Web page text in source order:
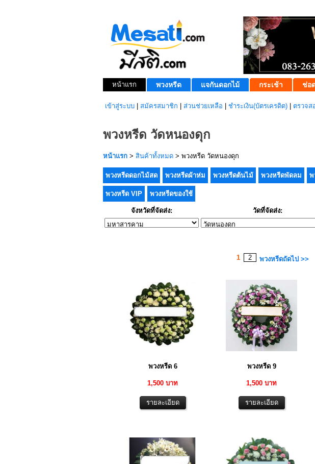
หน้าแรก พวงหรีด แจกันดอกไม้ กระเช้า ช่อ
เข้าสู่ระบบ สมัครสมาชิก ส่วนช่วยเหลือ ชำระเงิน(บัตรเครดิต) ตรวจส
พวงหรีด วัดหนองดุก
หน้าแรก > สินค้าทั้งหมด > พวงหรีด วัดหนองดุก
พวงหรีดดอกไม้สด พวงหรีดผ้าห่ม พวงหรีดต้นไม้ พวงหรีดพัดลม พ
พวงหรีด VIP พวงหรีดของใช้
จังหวัดที่จัดส่ง: วัดที่จัดส่ง:
1 2 พวงหรีดถัดไป >>
พวงหรีด 6
1,500 บาท
พวงหรีด 9
1,500 บาท